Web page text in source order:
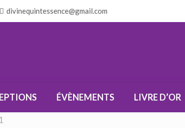
divinequintessence@gmail.com
ÉVÈNEMENTS LIVRE D’OR